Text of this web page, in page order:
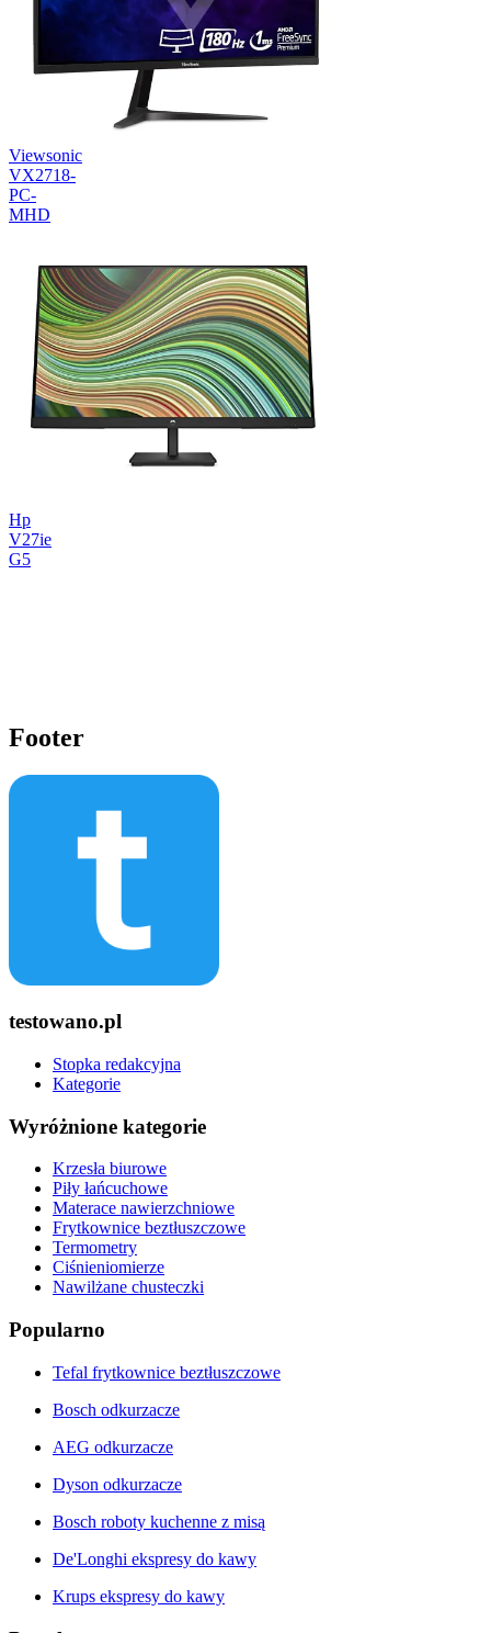
Viewsonic
VX2718-
PC-
MHD
Hp
V27ie
G5
Footer
testowano.pl
Stopka redakcyjna
Kategorie
Wyróżnione kategorie
Krzesła biurowe
Piły łańcuchowe
Materace nawierzchniowe
Frytkownice beztłuszczowe
Termometry
Ciśnieniomierze
Nawilżane chusteczki
Popularno
Tefal frytkownice beztłuszczowe
Bosch odkurzacze
AEG odkurzacze
Dyson odkurzacze
Bosch roboty kuchenne z misą
De'Longhi ekspresy do kawy
Krups ekspresy do kawy